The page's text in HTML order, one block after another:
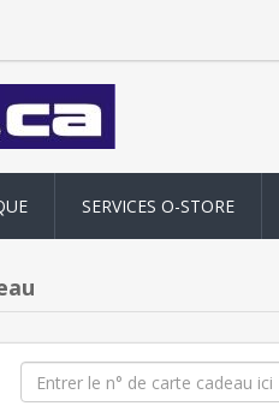
SERVICES O-STORE